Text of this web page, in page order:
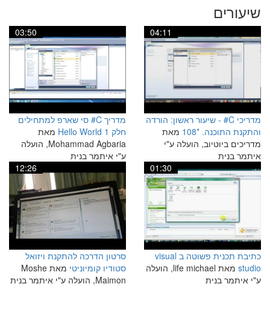
שיעורים
04:11
מדריכי C# - שיעור ראשון: הורדה
והתקנת התוכנה. *108
מאת
מדריכים ביוטיוב, הועלה ע"י
איתמר בנית
03:50
מדריך C# סי שארפ למתחילים
חלק 1 Hello World
מאת
Mohammad Agbaria, הועלה
ע"י איתמר בנית
01:30
כתיבת תכנית פשוטה ב visual
studio
מאת life michael, הועלה
ע"י איתמר בנית
12:26
סרטון הדרכה להתקנת ויזואל
סטודיו קומיוניטי
מאת Moshe
Maimon, הועלה ע"י איתמר בנית